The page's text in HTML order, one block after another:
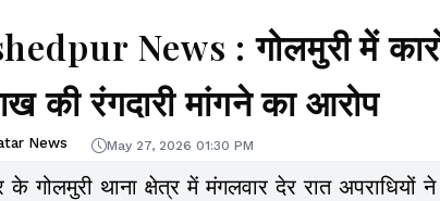
News : गोलमुरी में
की रंगदारी मांगने का आरोप
News May 27, 2026 01:30 PM
गोलमुरी थाना क्षेत्र में मंगलवार देर रात